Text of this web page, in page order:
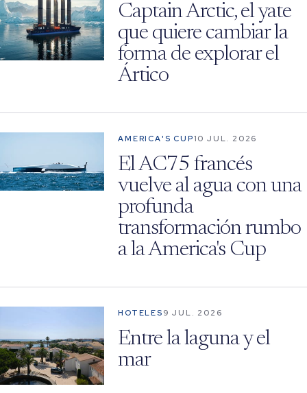
Captain Arctic, el yate
que quiere cambiar la
forma de explorar el
Ártico
AMERICA'S CUP10 JUL. 2026
El AC75 francés
vuelve al agua con una
profunda
transformación rumbo
a la America's Cup
HOTELES 9 JUL. 2026
Entre la laguna y el
mar